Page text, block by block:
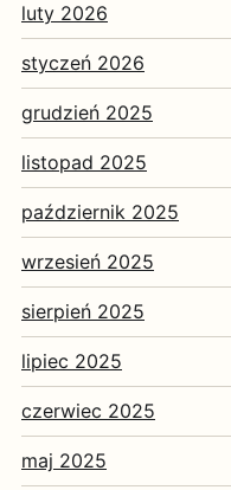
luty 2026
styczeń 2026
grudzień 2025
listopad 2025
październik 2025
wrzesień 2025
sierpień 2025
lipiec 2025
czerwiec 2025
maj 2025